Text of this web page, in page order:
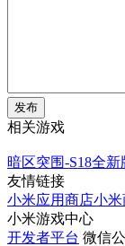
发布
相关游戏
暗区突围-S18全
友情链接
小米应用商店小
小米游戏中心
开发者平台 微信